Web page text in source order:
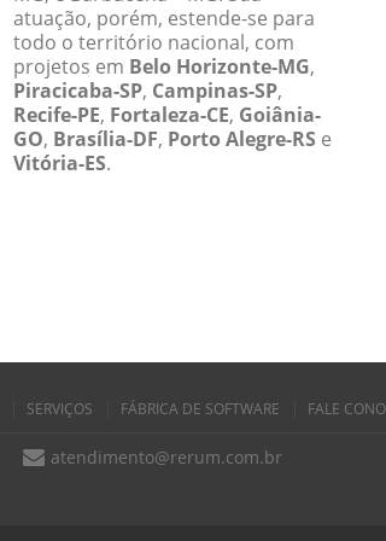
atuação, porém, estende-se para
todo o território nacional, com
projetos em Belo Horizonte-MG,
Piracicaba-SP, Campinas-SP,
Recife-PE, Fortaleza-CE, Goiânia-
GO, Brasília-DF, Porto Alegre-RS e
Vitória-ES.
SERVIÇOS FÁBRICA DE SOFTWARE FALE
atendimento@rerum.com.br